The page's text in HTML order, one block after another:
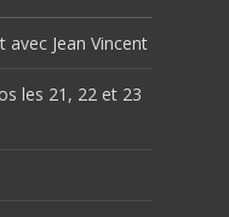
avec Jean Vincent
les 21, 22 et 23